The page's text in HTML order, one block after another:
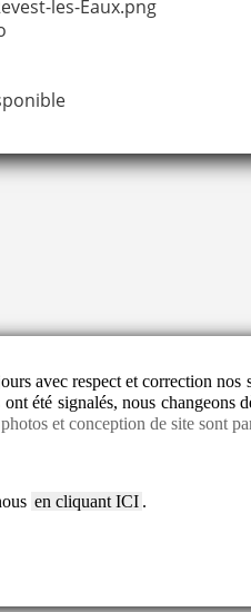
les-Eaux.png
avec respect et correction nos
été signalés, nous changeons
et conception de site sont
en cliquant ICI .